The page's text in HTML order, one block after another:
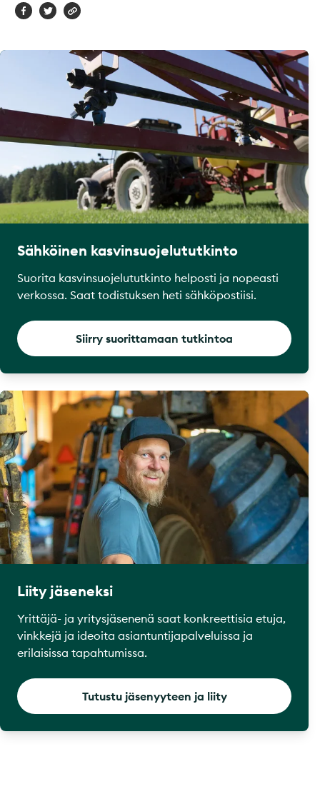
Sähköinen kasvinsuojelututkinto
Suorita kasvinsuojelututkinto helposti ja nopeasti
verkossa. Saat todistuksen heti sähköpostiisi.
Siirry suorittamaan tutkintoa
Liity jäseneksi
Yrittäjä- ja yritysjäsenenä saat konkreettisia etuja,
vinkkejä ja ideoita asiantuntijapalveluissa ja
erilaisissa tapahtumissa.
Tutustu jäsenyyteen ja liity